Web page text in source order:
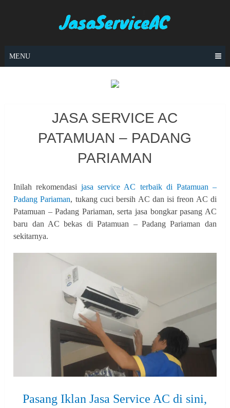
MENU
JASA SERVICE AC
PATAMUAN – PADANG
PARIAMAN
Inilah rekomendasijasa service AC terbaik di Patamuan –
Padang Pariaman, tukang cuci bersih AC dan isi freon AC di
Patamuan – Padang Pariaman, serta jasa bongkar pasang AC
baru dan AC bekas di Patamuan – Padang Pariaman dan
sekitarnya.
Pasang Iklan Jasa Service AC di sini,